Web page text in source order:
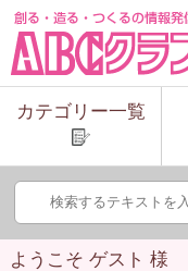
カテゴリー一覧
ようこそ ゲスト 様